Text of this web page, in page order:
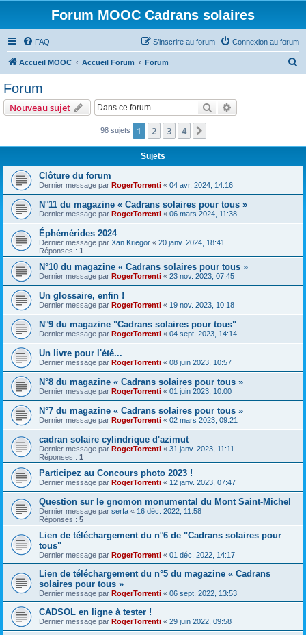
Forum MOOC Cadrans solaires
FAQ Connexion au forum
S’inscrire au forum
Accueil MOOC Accueil Forum Forum
e
Forum
Nouveau sujet Rechercher
98 sujets 1 2 3 4
Sujets
Clôture du forum
Dernier message par RogerTorrenti « 04 avr. 2024, 14:16
N°11 du magazine « Cadrans solaires pour tous »
Dernier message par RogerTorrenti « 06 mars 2024, 11:38
Éphémérides 2024
Dernier message par Xan Kriegor « 20 janv. 2024, 18:41
Réponses : 1
N°10 du magazine « Cadrans solaires pour tous »
Dernier message par RogerTorrenti « 23 nov. 2023, 07:45
Un glossaire, enfin !
Dernier message par RogerTorrenti « 19 nov. 2023, 10:18
N°9 du magazine "Cadrans solaires pour tous"
Dernier message par RogerTorrenti « 04 sept. 2023, 14:14
Un livre pour l'été...
Dernier message par RogerTorrenti « 08 juin 2023, 10:57
N°8 du magazine « Cadrans solaires pour tous »
Dernier message par RogerTorrenti « 01 juin 2023, 10:00
N°7 du magazine « Cadrans solaires pour tous »
Dernier message par RogerTorrenti « 02 mars 2023, 09:21
cadran solaire cylindrique d'azimut
Dernier message par RogerTorrenti « 31 janv. 2023, 11:11
Réponses : 1
Participez au Concours photo 2023 !
Dernier message par RogerTorrenti « 12 janv. 2023, 07:47
Question sur le gnomon monumental du Mont Saint-Michel
Dernier message par serfa « 16 déc. 2022, 11:58
Réponses : 5
Lien de téléchargement du n°6 de "Cadrans solaires pour
tous"
Dernier message par RogerTorrenti « 01 déc. 2022, 14:17
Lien de téléchargement du n°5 du magazine « Cadrans
solaires pour tous »
Dernier message par RogerTorrenti « 06 sept. 2022, 13:53
CADSOL en ligne à tester !
Dernier message par RogerTorrenti « 29 juin 2022, 09:58